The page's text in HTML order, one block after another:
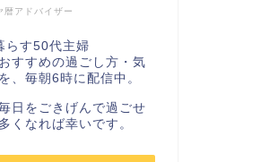
暦アドバイザー
らす50代主婦
すすめの過ごし方・気
、毎朝6時に配信中。
日をごきげんで過ごせ
くなれば幸いです。